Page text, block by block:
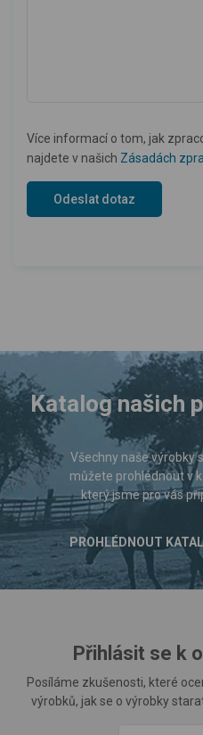
Více informací o tom, jak
najdete v našich Zásadách
Katalog našich
Všechny naše výrobky
můžete prohlédnout v
který jsme pro vás
PROHLÉDNOUT
Přihlásit se k
Posíláme zkušenosti, které
výrobků, jak se o výrobky